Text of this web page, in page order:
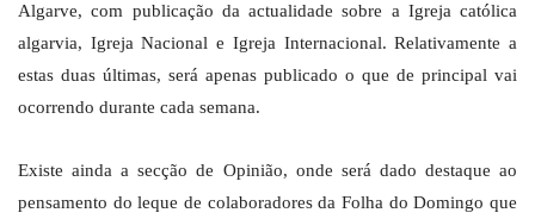
Algarve, com publicação da actualidade sobre a Igreja católica
algarvia, Igreja Nacional e Igreja Internacional. Relativamente a
estas duas últimas, será apenas publicado o que de principal vai
ocorrendo durante cada semana.
Existe ainda a secção de Opinião, onde será dado destaque ao
pensamento do leque de colaboradores da Folha do Domingo que